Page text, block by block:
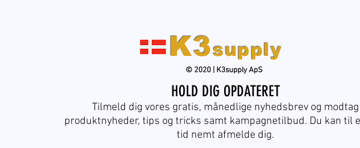
K3supply
© 2020 | K3supply ApS
HOLD DIG OPDATERET
Tilmeld dig vores gratis, månedlige nyhedsbrev og modtag
produktnyheder, tips og tricks samt kampagnetilbud. Du kan til
tid nemt afmelde dig.